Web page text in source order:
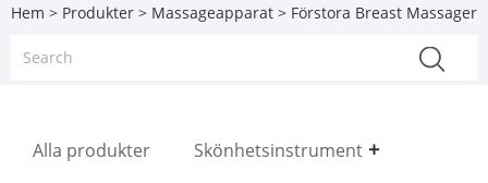
Hem > Produkter > Massageapparat > Förstora Breast Massager
Alla produkter Skönhetsinstrument